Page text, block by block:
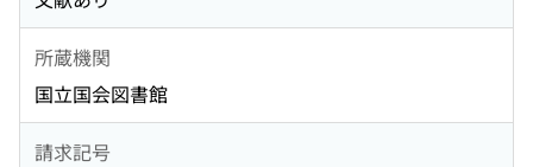
所蔵機関
国立国会図書館
請求記号